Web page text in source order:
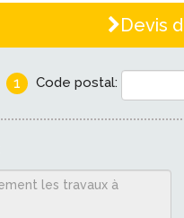
Devis
1 Code postal: